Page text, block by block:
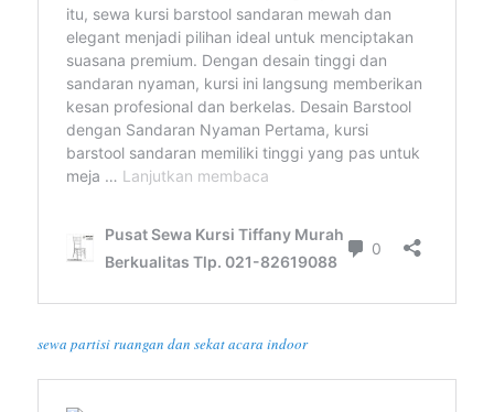
sewa partisi ruangan dan sekat acara indoor